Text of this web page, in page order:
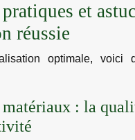
et
réussie
optimale, voici
: la